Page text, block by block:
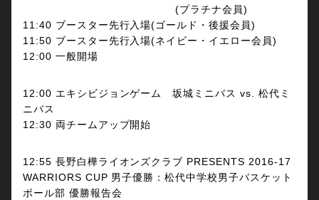
(プラチナ会員)
11 :40 ブースター先行入場(ゴールド・後援会員)
11 :50 ブースター先行入場(ネイビー・イエロー会員)
12:00 一般開場
12:00 エキシビジョンゲーム 坂城ミニバス vs. 松代ミ
ニバス
12:30 両チームアップ開始
12:55 長野白樺ライオンズクラブ PRESENTS 2016-17
WARRIORS CUP 男子優勝：松代中学校男子バスケット
ボール部 優勝報告会